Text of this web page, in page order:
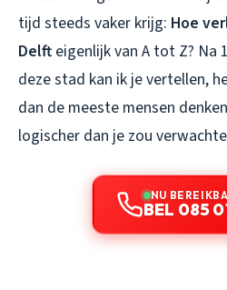
tijd steeds vaker krijg: Hoe
Delft eigenlijk van A tot Z? Na
deze stad kan ik je vertellen,
dan de meeste mensen
logischer dan je zou
NU
BEL 085